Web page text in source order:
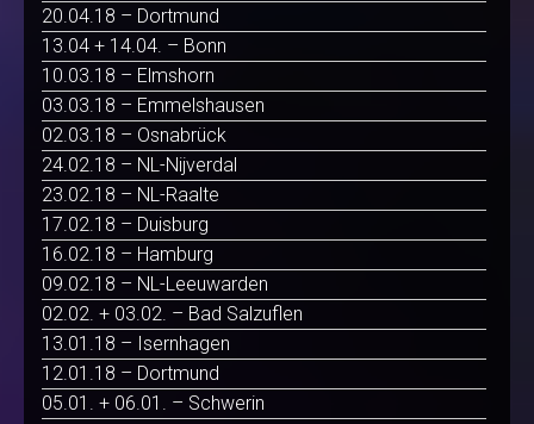
20.04.18 – Dortmund
13.04 + 14.04. – Bonn
10.03.18 – Elmshorn
03.03.18 – Emmelshausen
02.03.18 – Osnabrück
24.02.18 – NL-Nijverdal
23.02.18 – NL-Raalte
17.02.18 – Duisburg
16.02.18 – Hamburg
09.02.18 – NL-Leeuwarden
02.02. + 03.02. – Bad Salzuflen
13.01.18 – Isernhagen
12.01.18 – Dortmund
05.01. + 06.01. – Schwerin